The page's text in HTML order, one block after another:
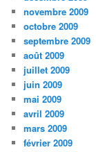
novembre 2009
octobre 2009
septembre 2009
août 2009
juillet 2009
juin 2009
mai 2009
avril 2009
mars 2009
février 2009